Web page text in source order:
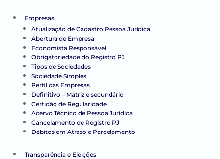
Empresas
Atualização de Cadastro Pessoa Jurídica
Abertura de Empresa
Economista Responsável
Obrigatoriedade do Registro PJ
Tipos de Sociedades
Sociedade Simples
Perfil das Empresas
Definitivo – Matriz e secundário
Certidão de Regularidade
Acervo Técnico de Pessoa Jurídica
Cancelamento de Registro PJ
Débitos em Atraso e Parcelamento
Transparência e Eleições